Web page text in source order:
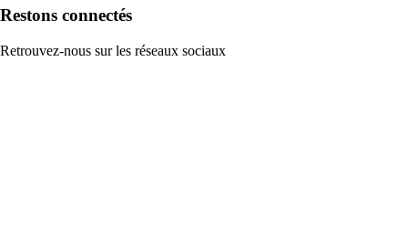
Restons connectés
Retrouvez-nous sur les réseaux sociaux